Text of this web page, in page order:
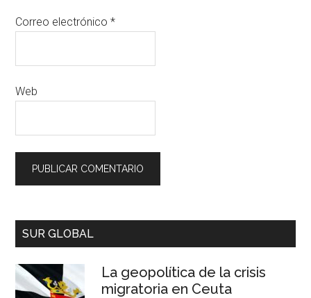
Correo electrónico*
Web
SUR GLOBAL
La geopolítica de la crisis
migratoria en Ceuta